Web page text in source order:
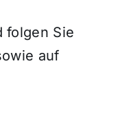
folgen Sie
auf